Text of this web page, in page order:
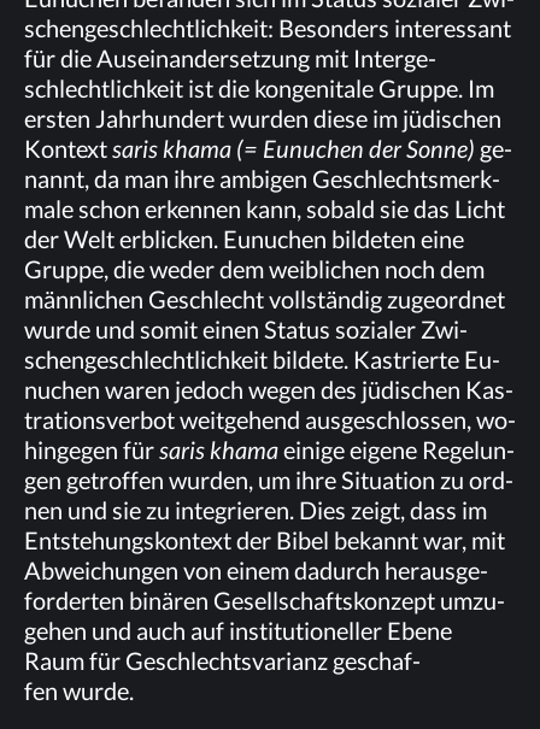
schen­ge­schlecht­lich­keit: Be­son­ders in­ter­es­sant
für die Aus­ein­an­der­set­zung mit In­ter­ge­
schlecht­lich­keit ist die kon­ge­ni­tale Grup­pe. Im
ers­ten Jahr­hun­dert wur­den die­se im jü­di­schen
Kon­textsa­ris kha­ma (= Eu­nu­chen der Son­ne) ge­
nannt, da man ihre am­bi­gen Ge­schlechts­merk­
ma­le schon er­ken­nen kann, so­bald sie das Licht
der Welt er­bli­cken. Eu­nu­chen bil­de­ten eine
Grup­pe, die we­der dem weib­li­chen noch dem
männ­li­chen Ge­schlecht voll­stän­dig zu­ge­ord­net
wur­de und so­mit ei­nen Sta­tus so­zia­ler Zwi­
schen­ge­schlecht­lich­keit bil­de­te. Kas­trier­te Eu­
nu­chen wa­ren je­doch we­gen des jü­di­schen Kas­
tra­ti­ons­ver­bot weit­ge­hend aus­ge­schlos­sen, wo­
hin­ge­gen fürsa­ris kha­maei­ni­ge ei­ge­ne Re­ge­lun­
gen ge­trof­fen wur­den, um ihre Si­tua­ti­on zu ord­
nen und sie zu in­te­grie­ren. Dies zeigt, dass im
Ent­ste­hungs­kon­text der Bi­bel be­kannt war, mit
Ab­wei­chun­gen von ei­nem da­durch her­aus­ge­
for­der­ten bi­nä­ren Ge­sell­schafts­kon­zept um­zu­
ge­hen und auch auf in­sti­tu­tio­nel­ler Ebe­ne
Raum für Ge­schlechts­va­ri­anz ge­schaf­
fen wurde.